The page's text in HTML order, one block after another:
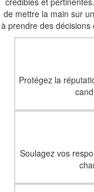
de mettre la main sur
à prendre des décisions
Protégez la
Soulagez vos